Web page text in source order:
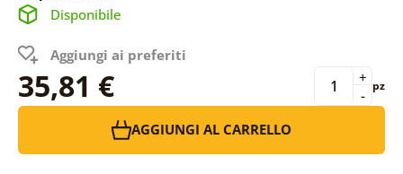
Disponibile
Aggiungi ai preferiti
35,81 € -
+ pz
AGGIUNGI AL CARRELLO